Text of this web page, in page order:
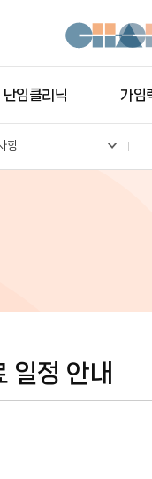
난임클리닉 가임
항
일정 안내